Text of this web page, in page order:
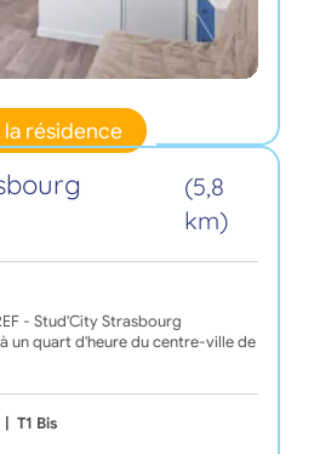
la résidence
(5,8
km)
- Stud'City Strasbourg
un quart d'heure du centre-ville de
T1 Bis